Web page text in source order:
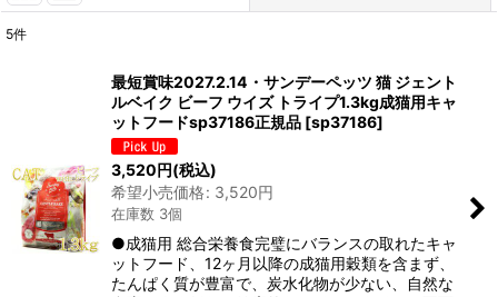
5件
最短賞味2027.2.14・サンデーペッツ 猫 ジェント
ルベイク ビーフ ウイズ トライプ1.3kg成猫用キャ
ットフードsp37186正規品 [sp37186]
3,520 円(税込)
希望小売価格: 3,520円
在庫数 3個
●成猫用 総合栄養食完璧にバランスの取れたキャ
ットフード、12ヶ月以降の成猫用穀類を含まず、
たんぱく質が豊富で、炭水化物が少ない、自然な